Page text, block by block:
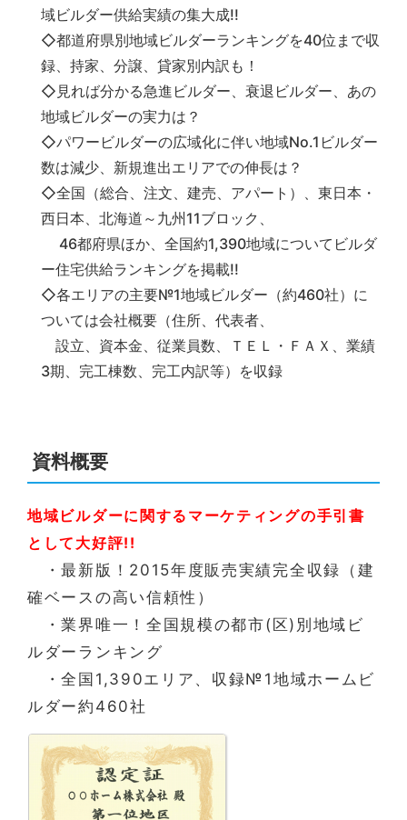
域ビルダー供給実績の集大成!!
◇都道府県別地域ビルダーランキングを40位まで収
録、持家、分譲、貸家別内訳も！
◇見れば分かる急進ビルダー、衰退ビルダー、あの
地域ビルダーの実力は？
◇パワービルダーの広域化に伴い地域No.1ビルダー
数は減少、新規進出エリアでの伸長は？
◇全国（総合、注文、建売、アパート）、東日本・
西日本、北海道～九州11ブロック、
46都府県ほか、全国約1,390地域についてビルダ
ー住宅供給ランキングを掲載!!
◇各エリアの主要№1地域ビルダー（約460社）に
ついては会社概要（住所、代表者、
設立、資本金、従業員数、ＴＥＬ・ＦＡＸ、業績
3期、完工棟数、完工内訳等）を収録
資料概要
地域ビルダーに関するマーケティングの手引書
として大好評!!
・最新版！2015年度販売実績完全収録（建
確ベースの高い信頼性）
・業界唯一！全国規模の都市(区)別地域ビ
ルダーランキング
・全国1,390エリア、収録№1地域ホームビ
ルダー約460社